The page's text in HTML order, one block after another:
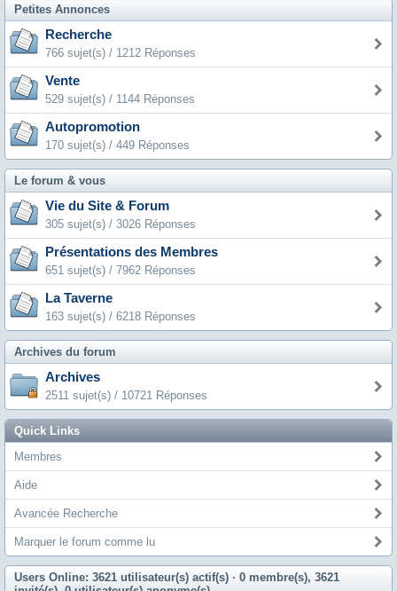
Petites Annonces
Recherche
766 sujet(s) / 1212 Réponses
Vente
529 sujet(s) / 1144 Réponses
Autopromotion
170 sujet(s) / 449 Réponses
Le forum & vous
Vie du Site & Forum
305 sujet(s) / 3026 Réponses
Présentations des Membres
651 sujet(s) / 7962 Réponses
La Taverne
163 sujet(s) / 6218 Réponses
Archives du forum
Archives
2511 sujet(s) / 10721 Réponses
Quick Links
Membres
Aide
Avancée Recherche
Marquer le forum comme lu
Users Online: 3621 utilisateur(s) actif(s) · 0 membre(s), 3621